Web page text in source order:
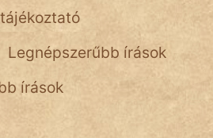
Legnépszerűbb írások
írások